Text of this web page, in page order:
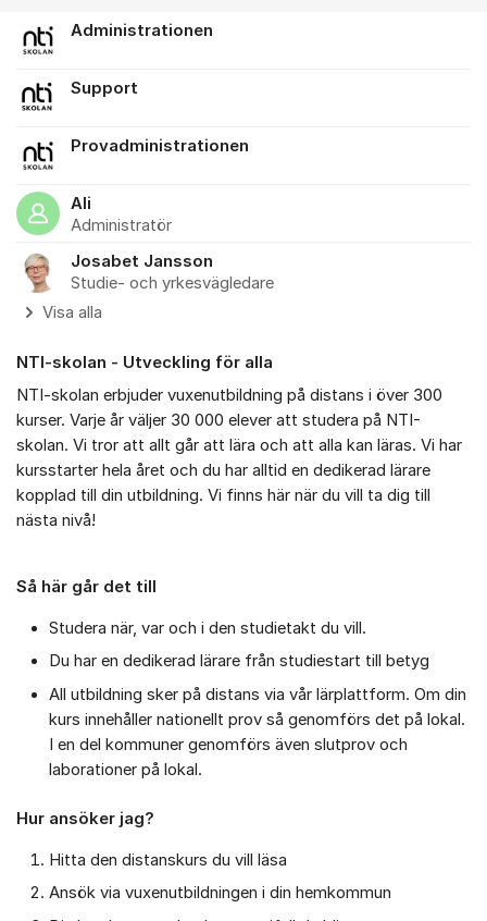
Administrationen
Support
Provadministrationen
Ali
Administratör
Josabet Jansson
Studie- och yrkesvägledare
Visa alla
NTI-skolan - Utveckling för alla
NTI-skolan erbjuder vuxenutbildning på distans i över 300
kurser. Varje år väljer 30 000 elever att studera på NTI-
skolan. Vi tror att allt går att lära och att alla kan läras. Vi har
kursstarter hela året och du har alltid en dedikerad lärare
kopplad till din utbildning. Vi finns här när du vill ta dig till
nästa nivå!
Så här går det till
Studera när, var och i den studietakt du vill.
Du har en dedikerad lärare från studiestart till betyg
All utbildning sker på distans via vår lärplattform. Om din
kurs innehåller nationellt prov så genomförs det på lokal.
I en del kommuner genomförs även slutprov och
laborationer på lokal.
Hur ansöker jag?
Hitta den distanskurs du vill läsa
Ansök via vuxenutbildningen i din hemkommun